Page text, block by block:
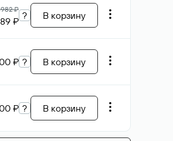
982 ₽
₽ ? В корзину
₽ ? В корзину
₽ ? В корзину